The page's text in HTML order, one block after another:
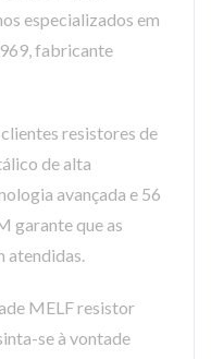
especializados em
fabricante
resistores de
de alta
avançada e 56
garante que as
atendidas.
MELF resistor
se à vontade